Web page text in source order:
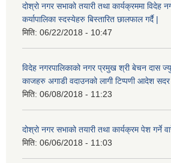
दोश्रो नगर सभाको तयारी तथा कार्यक्रममा विदेह
कर्यापालिका स्दस्येहरु बिस्तारित छालफाल गर्दै |
मिति: 06/22/2018 - 10:47
विदेह नगरपालिकाको नगर प्रमुख श्री बेचन दास ज्यु
काजहरु अगाडी वदाउनको लागी टिप्पणी आदेश सदर
मिति: 06/08/2018 - 11:23
दोश्रो नगर सभाको तयारी तथा कार्यक्रम पेश गर्ने
मिति: 06/06/2018 - 11:03